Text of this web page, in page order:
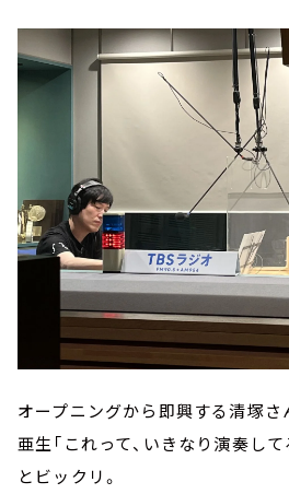
オープニングから即興する清塚さ
亜生「これって、いきなり演奏して
とビックリ。